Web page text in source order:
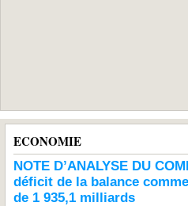
ECONOMIE
NOTE D’ANALYSE DU
déficit de la balance
de 1 935,1 milliards